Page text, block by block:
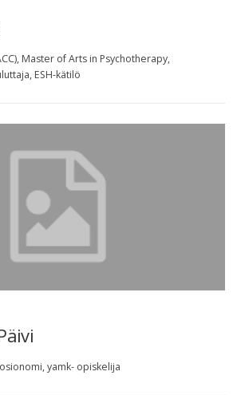
Master of Arts in Psychotherapy,
ESH-kätilö
yamk- opiskelija